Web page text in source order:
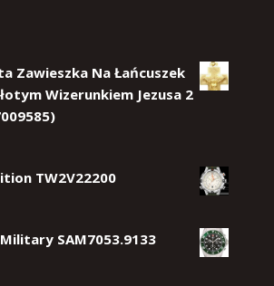
Zawieszka Na Łańcuszek
Wizerunkiem Jezusa 2
TW2V22200
SAM7053.9133